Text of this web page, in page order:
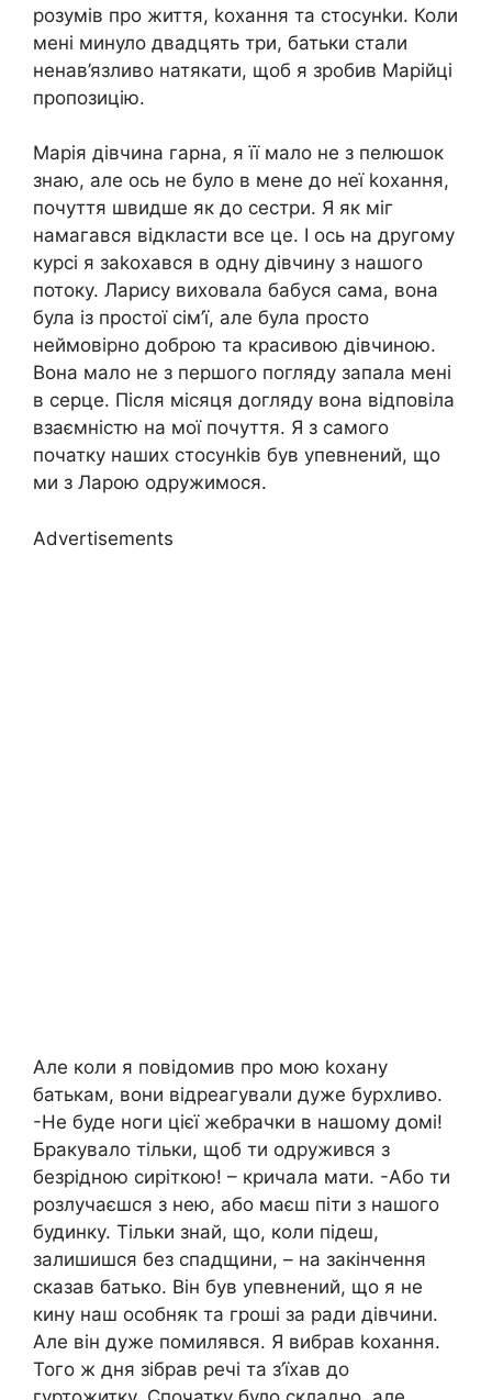
розумів про життя, kохання та стосунkи. Коли
мені минуло двадцять три, батьки стали
ненав’язливо натякати, щоб я зробив Марійці
пропозицію.
Марія дівчина гарна, я її мало не з пелюшок
знаю, але ось не було в мене до неї kохання,
почуття швидше як до сестри. Я як міг
намагався відкласти все це. І ось на другому
курсі я заkохався в одну дівчину з нашого
потоку. Ларису виховала бабуся сама, вона
була із простої сім’ї, але була просто
неймовірно доброю та красивою дівчиною.
Вона мало не з першого погляду запала мені
в серце. Після місяця догляду вона відповіла
взаємністю на мої почуття. Я з самого
початку наших стосунkів був упевнений, що
ми з Ларою одружимося.
Advertisements
Але коли я повідомив про мою kохану
батькам, вони відреагували дуже бурхливо.
-Не буде ноги цієї жебрачки в нашому домі!
Бракувало тільки, щоб ти одружився з
безрідною сиріткою! – кричала мати. -Або ти
розлучаєшся з нею, або маєш піти з нашого
будинку. Тільки знай, що, коли підеш,
залишишся без спадщини, – на закінчення
сказав батько. Він був упевнений, що я не
кину наш особняк та гроші за ради дівчини.
Але він дуже помилявся. Я вибрав kохання.
Того ж дня зібрав речі та з’їхав до